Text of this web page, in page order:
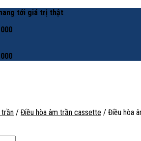
tới giá trị thật
trần / Điều hòa âm trần cassette / Điều hòa